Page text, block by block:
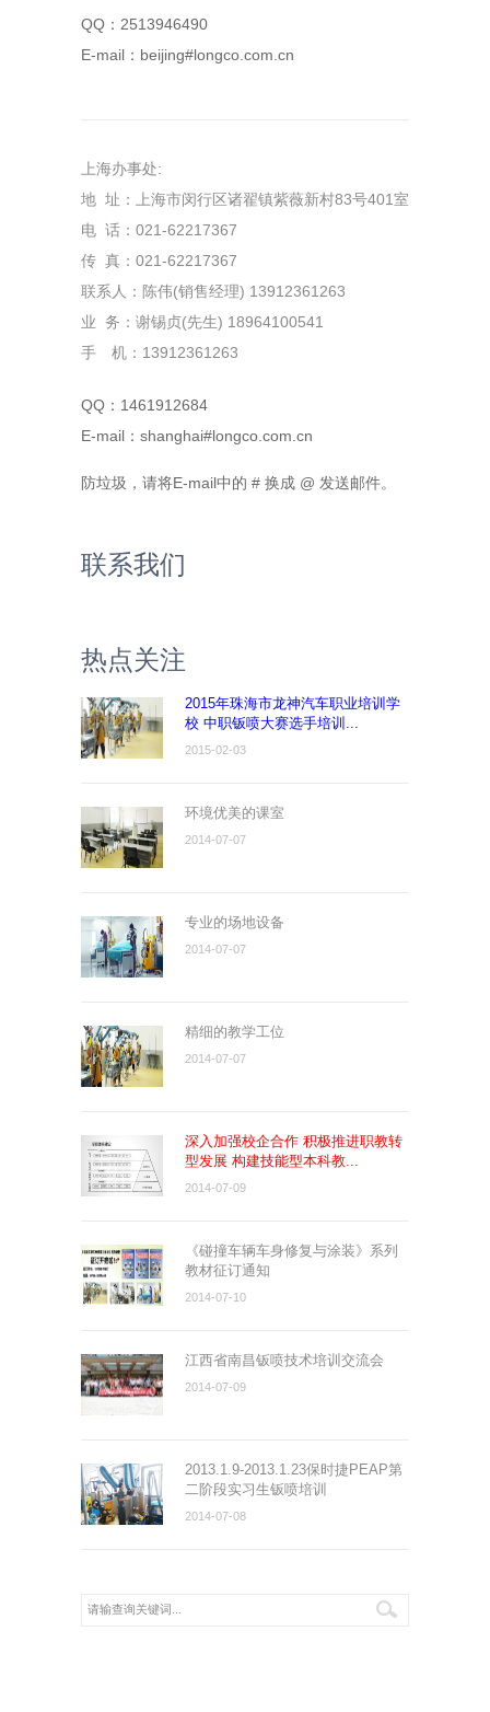
QQ：2513946490
E-mail：beijing#longco.com.cn
上海办事处:
地 址：上海市闵行区诸翟镇紫薇新村83号401室
电 话：021-62217367
传 真：021-62217367
联系人：陈伟(销售经理) 13912361263
业 务：谢锡贞(先生) 18964100541
手 机：13912361263
QQ：1461912684
E-mail：shanghai#longco.com.cn
防垃圾，请将E-mail中的 # 换成 @ 发送邮件。
联系我们
热点关注
2015年珠海市龙神汽车职业培训学
校 中职钣喷大赛选手培训...
2015-02-03
环境优美的课室
2014-07-07
专业的场地设备
2014-07-07
精细的教学工位
2014-07-07
深入加强校企合作 积极推进职教转
型发展 构建技能型本科教...
2014-07-09
《碰撞车辆车身修复与涂装》系列
教材征订通知
2014-07-10
江西省南昌钣喷技术培训交流会
2014-07-09
2013.1.9-2013.1.23保时捷PEAP第
二阶段实习生钣喷培训
2014-07-08